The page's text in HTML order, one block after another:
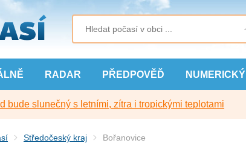
RADAR PŘEDPOVĚĎ NUMERICKÝ
bude slunečný s letními, zítra i tropickými teplotami
Středočeský kraj Bořanovice